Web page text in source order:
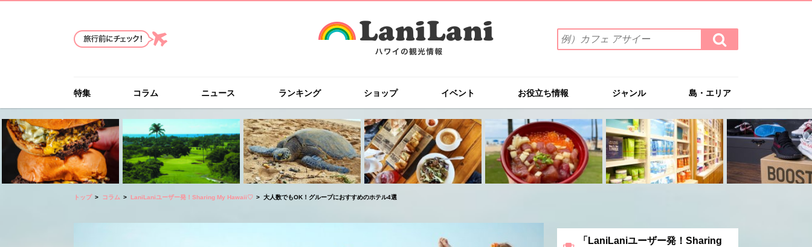
索
ワ
を
入
力
(例）
カ
フ
ェ
イ
ー
検
索
す
特集 コラム ニュース ランキング ショップ イベント お役立ち情報 ジャンル 島・エリア
トップ コラム LaniLaniユーザー発！Sharing My Hawaii♡ 大人数でもOK！グループにおすすめのホテル4選
「LaniLaniユーザー発！Sharing